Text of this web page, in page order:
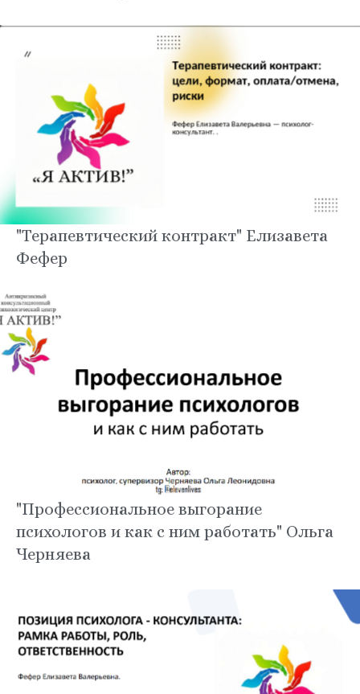
"Терапевтический контракт" Елизавета
Фефер
"Профессиональное выгорание
психологов и как с ним работать" Ольга
Черняева